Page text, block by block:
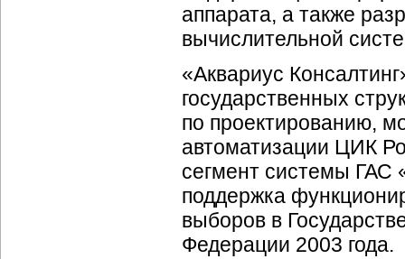
аппарата, а также
вычислительной
«Аквариус
государственных
по проектированию,
автоматизации ЦИК
сегмент системы ГАС
поддержка
выборов в
Федерации 2003 года.